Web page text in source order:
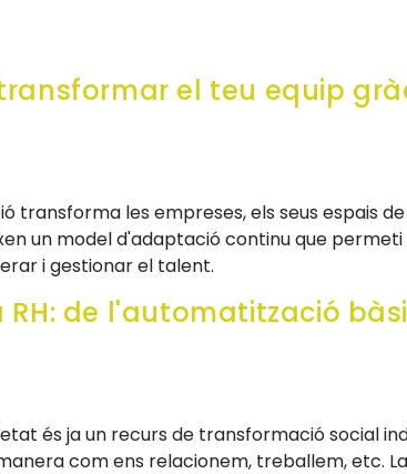
el teu equip
transforma les empreses, els seus espais
un model d'adaptació continu que
i gestionar el talent.
RH: de l'automatització
és ja un recurs de transformació social
com ens relacionem, treballem, etc.